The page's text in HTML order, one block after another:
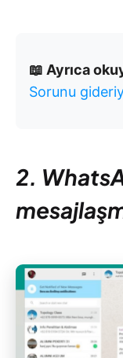
📖 Ayrıca
Sorunu
2.